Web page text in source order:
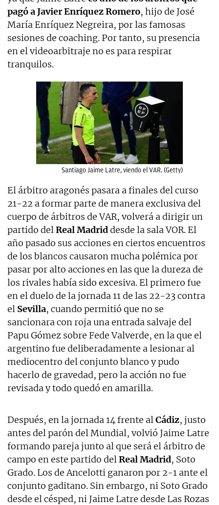
pagó a Javier Enríquez Romero, hijo de José
María Enríquez Negreira, por las famosas
sesiones de coaching. Por tanto, su presencia
en el videoarbitraje no es para respirar
tranquilos.
Santiago Jaime Latre, viendo el VAR. (Getty)
El árbitro aragonés pasara a finales del curso
21-22 a formar parte de manera exclusiva del
cuerpo de árbitros de VAR, volverá a dirigir un
partido delReal Madriddesde la sala VOR. El
año pasado sus acciones en ciertos encuentros
de los blancos causaron mucha polémica por
pasar por alto acciones en las que la dureza de
los rivales había sido excesiva. El primero fue
en el duelo de la jornada 11 de las 22-23 contra
el Sevilla, cuando permitió que no se
sancionara con roja una entrada salvaje del
Papu Gómez sobre Fede Valverde, en la que el
argentino fue deliberadamente a lesionar al
mediocentro del conjunto blanco y pudo
hacerlo de gravedad, pero la acción no fue
revisada y todo quedó en amarilla.
Después, en la jornada 14 frente alCádiz, justo
antes del parón del Mundial, volvió Jaime Latre
formando pareja junto al que será el árbitro de
campo en este partido delReal Madrid, Soto
Grado. Los de Ancelotti ganaron por 2-1 ante el
conjunto gaditano. Sin embargo, ni Soto Grado
desde el césped, ni Jaime Latre desde Las Rozas